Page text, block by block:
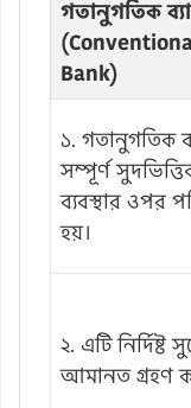
গতানুগতিক
Bank)
১. গতানুগতিক
সম্পূর্ণ
ব্যবস্থার ওপর
হয়।
২. এটি নির্দিষ্ট
আমানত গ্রহণ